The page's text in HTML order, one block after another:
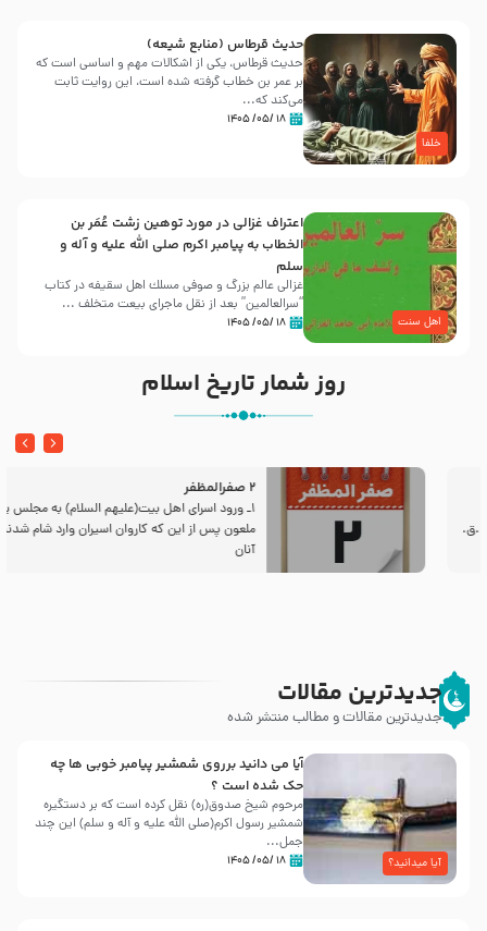
خلفا
حدیث قرطاس (منابع شیعه)
حدیث قرطاس، یکی از اشکالات مهم و اساسی است که
بر عمر بن خطاب گرفته شده است، این روایت ثابت
می‌کند که...
۱۸ /۰۵/ ۱۴۰۵
اهل سنت
اعتراف غزالی در مورد توهین زشت عُمَر بن
الخطاب به پیامبر اکرم صلی الله علیه و آله و
سلم
غزالی عالم بزرگ و صوفی مسلك اهل سقيفه در کتاب
“سرالعالمین” بعد از نقل ماجرای بیعت متخلف ...
۱۸ /۰۵/ ۱۴۰۵
روز شمار تاریخ اسلام
1ـ ورود اسراى اهل بیت‌(علیهم السلام) به مجلس یزید
ملعون پس از این كه كاروان اسیران وارد شام شدند،
جدیدترین مقالات
جدیدترین مقالات و مطالب منتشر شده
آیا میدانید؟
آیا می دانید برروی شمشیر پیامبر خوبی ها چه
حک شده است ؟
مرحوم شیخ صدوق(ره) نقل کرده است که بر دستگیره
شمشیر رسول اکرم(صلی الله علیه و آله و سلم) این چند
جمل...
۱۸ /۰۵/ ۱۴۰۵